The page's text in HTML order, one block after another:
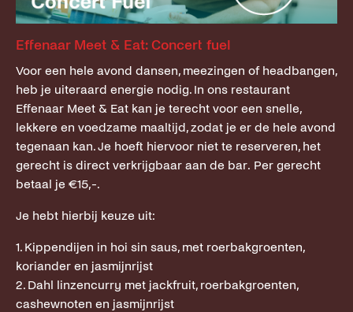
Effenaar Meet & Eat: Concert fuel
Voor een hele avond dansen, meezingen of headbangen,
heb je uiteraard energie nodig. In ons restaurant
Effenaar Meet & Eat kan je terecht voor een snelle,
lekkere en voedzame maaltijd, zodat je er de hele avond
tegenaan kan. Je hoeft hiervoor niet te reserveren, het
gerecht is direct verkrijgbaar aan de bar. Per gerecht
betaal je €15,-.
Je hebt hierbij keuze uit:
1. Kippendijen in hoi sin saus, met roerbakgroenten,
koriander en jasmijnrijst
2. Dahl linzencurry met jackfruit, roerbakgroenten,
cashewnoten en jasmijnrijst